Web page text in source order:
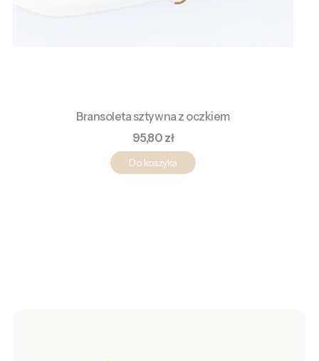
Bransoleta sztywna z oczkiem
Cena
95,80 zł
Do koszyka